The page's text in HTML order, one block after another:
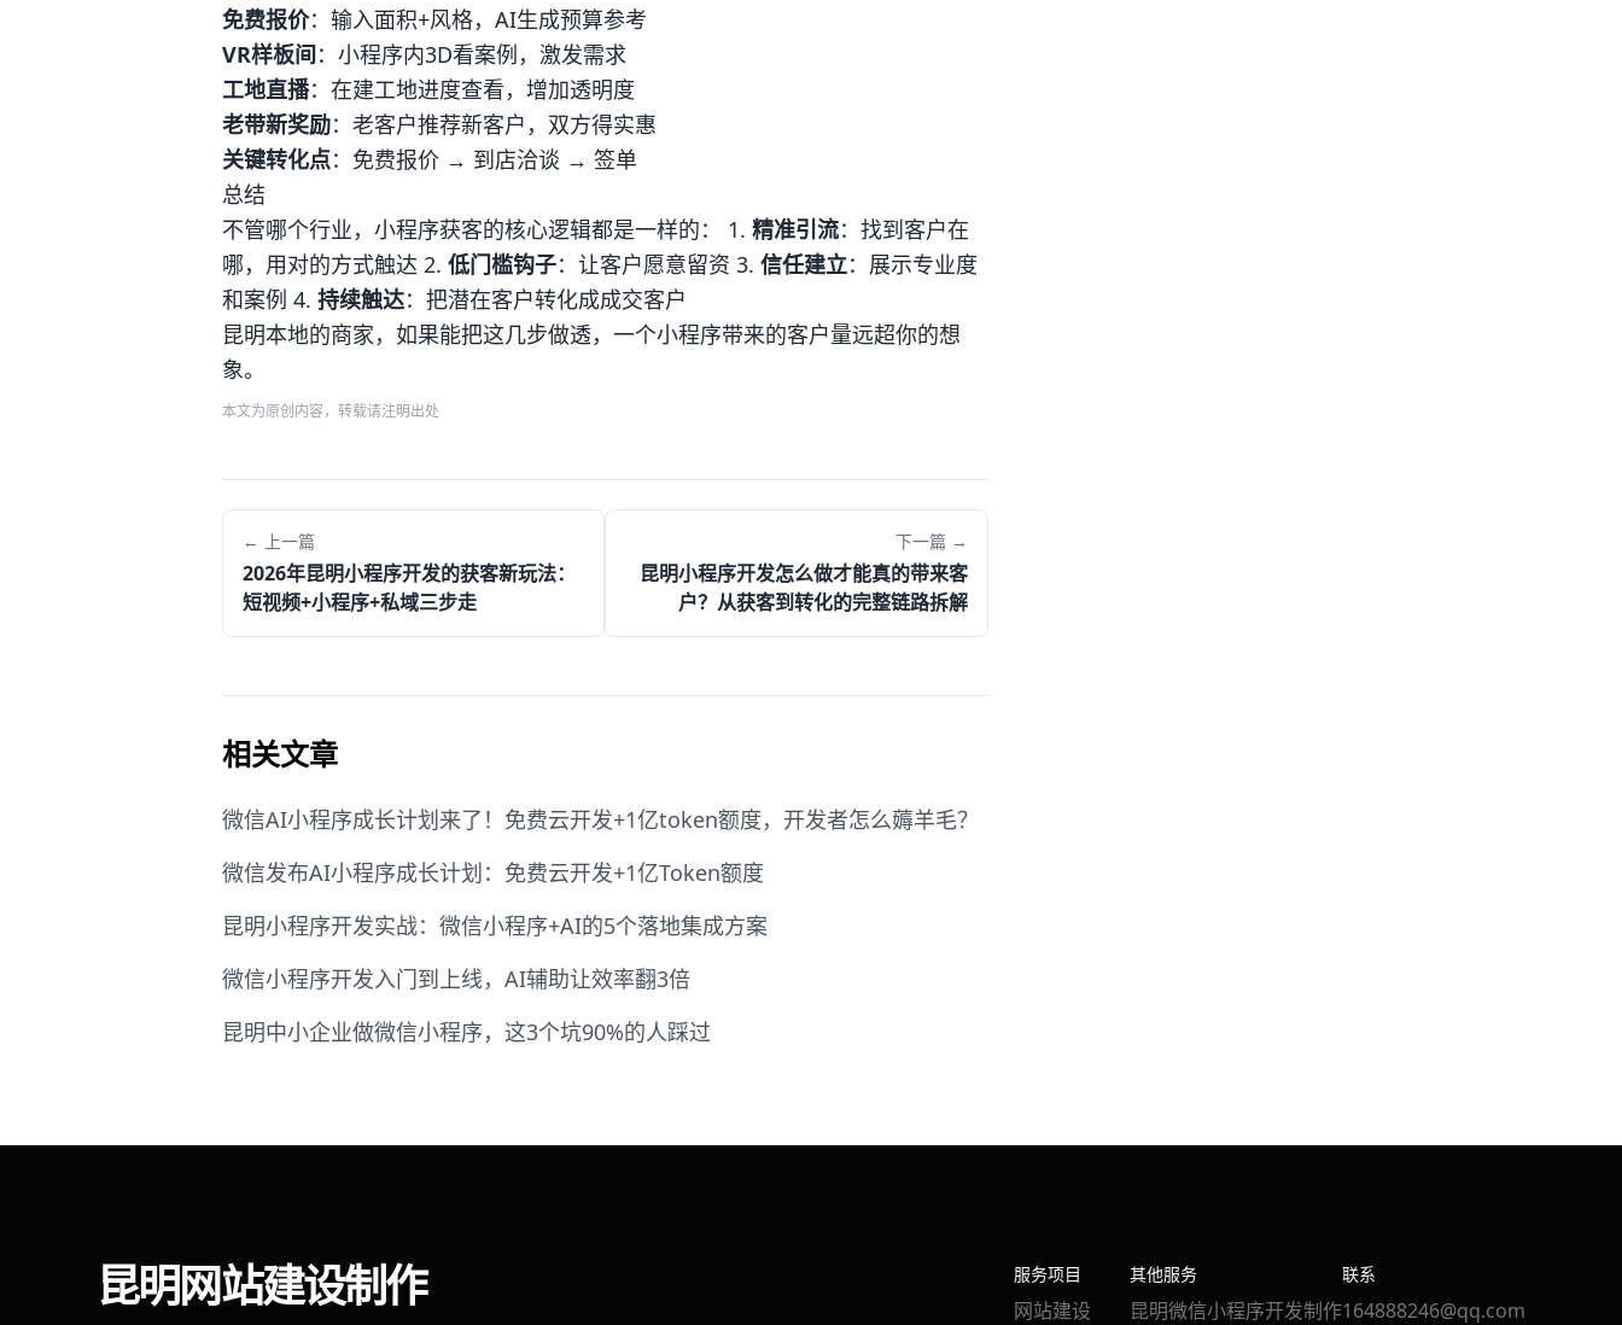
免费报价：输入面积+风格，AI生成预算参考
VR样板间：小程序内3D看案例，激发需求
工地直播：在建工地进度查看，增加透明度
老带新奖励：老客户推荐新客户，双方得实惠
关键转化点：免费报价 → 到店洽谈 → 签单
总结
不管哪个行业，小程序获客的核心逻辑都是一样的： 1. 精准引流：找到客户在
哪，用对的方式触达 2. 低门槛钩子：让客户愿意留资 3. 信任建立：展示专业度
和案例 4. 持续触达：把潜在客户转化成成交客户
昆明本地的商家，如果能把这几步做透，一个小程序带来的客户量远超你的想
象。
本文为原创内容，转载请注明出处
← 上一篇
2026年昆明小程序开发的获客新玩法：
短视频+小程序+私域三步走
下一篇 →
昆明小程序开发怎么做才能真的带来客
户？从获客到转化的完整链路拆解
相关文章
微信AI小程序成长计划来了！免费云开发+1亿token额度，开发者怎么薅羊毛？
微信发布AI小程序成长计划：免费云开发+1亿Token额度
昆明小程序开发实战：微信小程序+AI的5个落地集成方案
微信小程序开发入门到上线，AI辅助让效率翻3倍
昆明中小企业做微信小程序，这3个坑90%的人踩过
昆明网站建设制作 服务项目
网站建设
其他服务
昆明微信小程序开发制作
联系
164888246@qq.com